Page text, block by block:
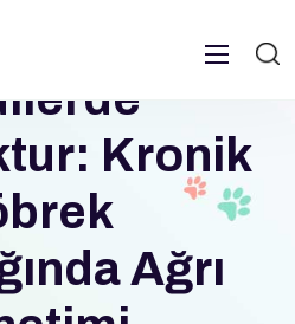
Kronik
Ağrı